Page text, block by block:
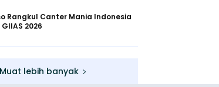
Rangkul Canter Mania Indonesia
2026
Muat lebih banyak